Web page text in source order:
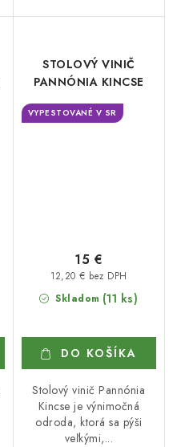
STOLOVÝ VINIČ
PANNÓNIA KINCSE
VYPESTOVANÉ V SR
Skladom (11 ks)
12,20 € bez DPH
15 €
DO KOŠÍKA
Stolový vinič Pannónia
Kincse je výnimočná
odroda, ktorá sa pýši
veľkými,...